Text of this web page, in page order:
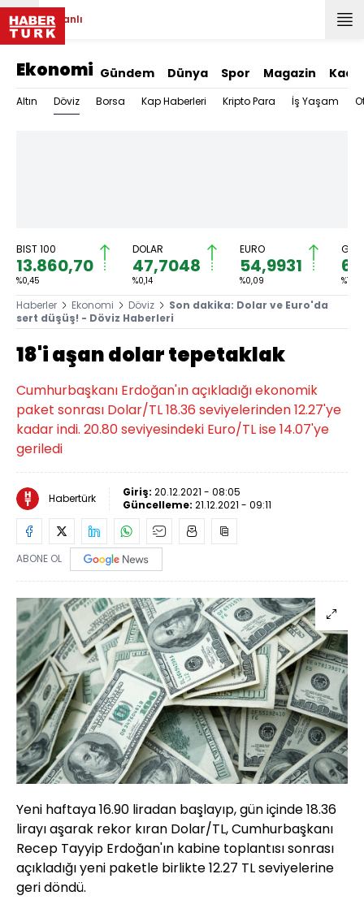
Canlı
Ekonomi Gündem Dünya Spor Magazin
Altın Döviz Borsa Kap Haberleri Kripto Para İş Yaşam
BIST 100
13.860,70
%0,45
DOLAR
47,7048
%0,14
EURO
54,9931
%0,09 %1,45
Haberler Ekonomi Döviz
Son dakika: Dolar ve Euro'da
sert düşüş! - Döviz Haberleri
18'i aşan dolar tepetaklak
Cumhurbaşkanı Erdoğan'ın açıkladığı ekonomik
paket sonrası Dolar/TL 18.36 seviyelerinden 12.27'ye
kadar indi. 20.80 seviyesindeki Euro/TL ise 14.07'ye
geriledi
Habertürk Giriş: 20.12.2021 - 08:05
Güncelleme: 21.12.2021 - 09:11
ABONE OL
Yeni haftaya 16.90 liradan başlayıp, gün içinde 18.36
lirayı aşarak rekor kıran Dolar/TL, Cumhurbaşkanı
Recep Tayyip Erdoğan'ın kabine toplantısı sonrası
açıkladığı yeni paketle birlikte 12.27 TL seviyelerine
geri döndü.